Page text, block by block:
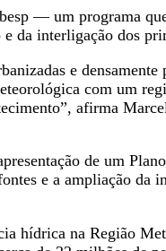
— um programa
da interligação dos
e
com um
afirma
de um
e a ampliação da
hídrica na Região